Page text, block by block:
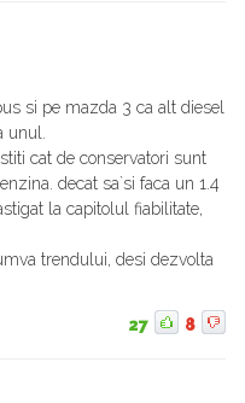
si pe mazda 3 ca alt diesel
unul.
cat de conservatori sunt
decat sa`si faca un 1.4
la capitolul fiabilitate,
trendului, desi dezvolta
27 8